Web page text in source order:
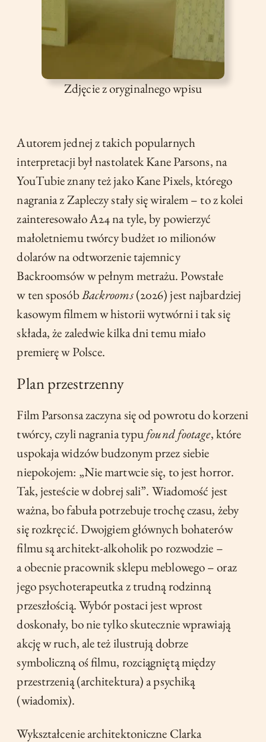
Zdjęcie z oryginalnego wpisu
Autorem jednej z takich popularnych
interpretacji był nastolatek Kane Parsons, na
YouTubie znany też jako Kane Pixels, którego
nagrania z Zapleczy stały się wiralem – to z kolei
zainteresowało A24 na tyle, by powierzyć
małoletniemu twórcy budżet 10 milionów
dolarów na odtworzenie tajemnicy
Backroomsów w pełnym metrażu. Powstałe
w ten sposóbBackrooms(2026) jest najbardziej
kasowym filmem w historii wytwórni i tak się
składa, że zaledwie kilka dni temu miało
premierę w Polsce.
Plan przestrzenny
Film Parsonsa zaczyna się od powrotu do korzeni
twórcy, czyli nagrania typufound footage, które
uspokaja widzów budzonym przez siebie
niepokojem: „Nie martwcie się, to jest horror.
Tak, jesteście w dobrej sali”. Wiadomość jest
ważna, bo fabuła potrzebuje trochę czasu, żeby
się rozkręcić. Dwojgiem głównych bohaterów
filmu są architekt-alkoholik po rozwodzie –
a obecnie pracownik sklepu meblowego – oraz
jego psychoterapeutka z trudną rodzinną
przeszłością. Wybór postaci jest wprost
doskonały, bo nie tylko skutecznie wprawiają
akcję w ruch, ale też ilustrują dobrze
symboliczną oś filmu, rozciągniętą między
przestrzenią (architektura) a psychiką
(wiadomix).
Wykształcenie architektoniczne Clarka